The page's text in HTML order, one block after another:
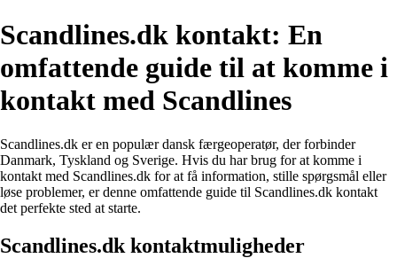
Scandlines.dk kontakt: En
omfattende guide til at komme i
kontakt med Scandlines
Scandlines.dk er en populær dansk færgeoperatør, der forbinder
Danmark, Tyskland og Sverige. Hvis du har brug for at komme i
kontakt med Scandlines.dk for at få information, stille spørgsmål eller
løse problemer, er denne omfattende guide til Scandlines.dk kontakt
det perfekte sted at starte.
Scandlines.dk kontaktmuligheder